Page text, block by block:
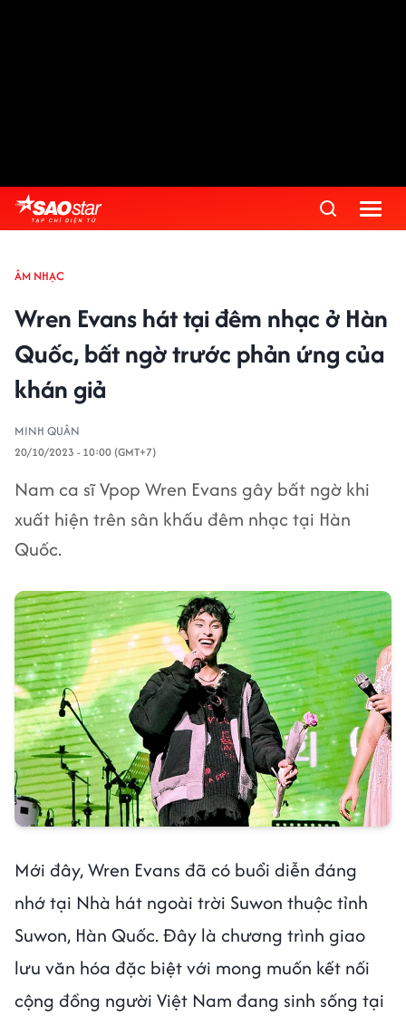
ÂM NHẠC
Wren Evans hát tại đêm nhạc ở Hàn
Quốc, bất ngờ trước phản ứng của
khán giả
MINH QUÂN
20/10/2023 - 10:00 (GMT+7)
Nam ca sĩ Vpop Wren Evans gây bất ngờ khi
xuất hiện trên sân khấu đêm nhạc tại Hàn
Quốc.
Mới đây, Wren Evans đã có buổi diễn đáng
nhớ tại Nhà hát ngoài trời Suwon thuộc tỉnh
Suwon, Hàn Quốc. Đây là chương trình giao
lưu văn hóa đặc biệt với mong muốn kết nối
cộng đồng người Việt Nam đang sinh sống tại